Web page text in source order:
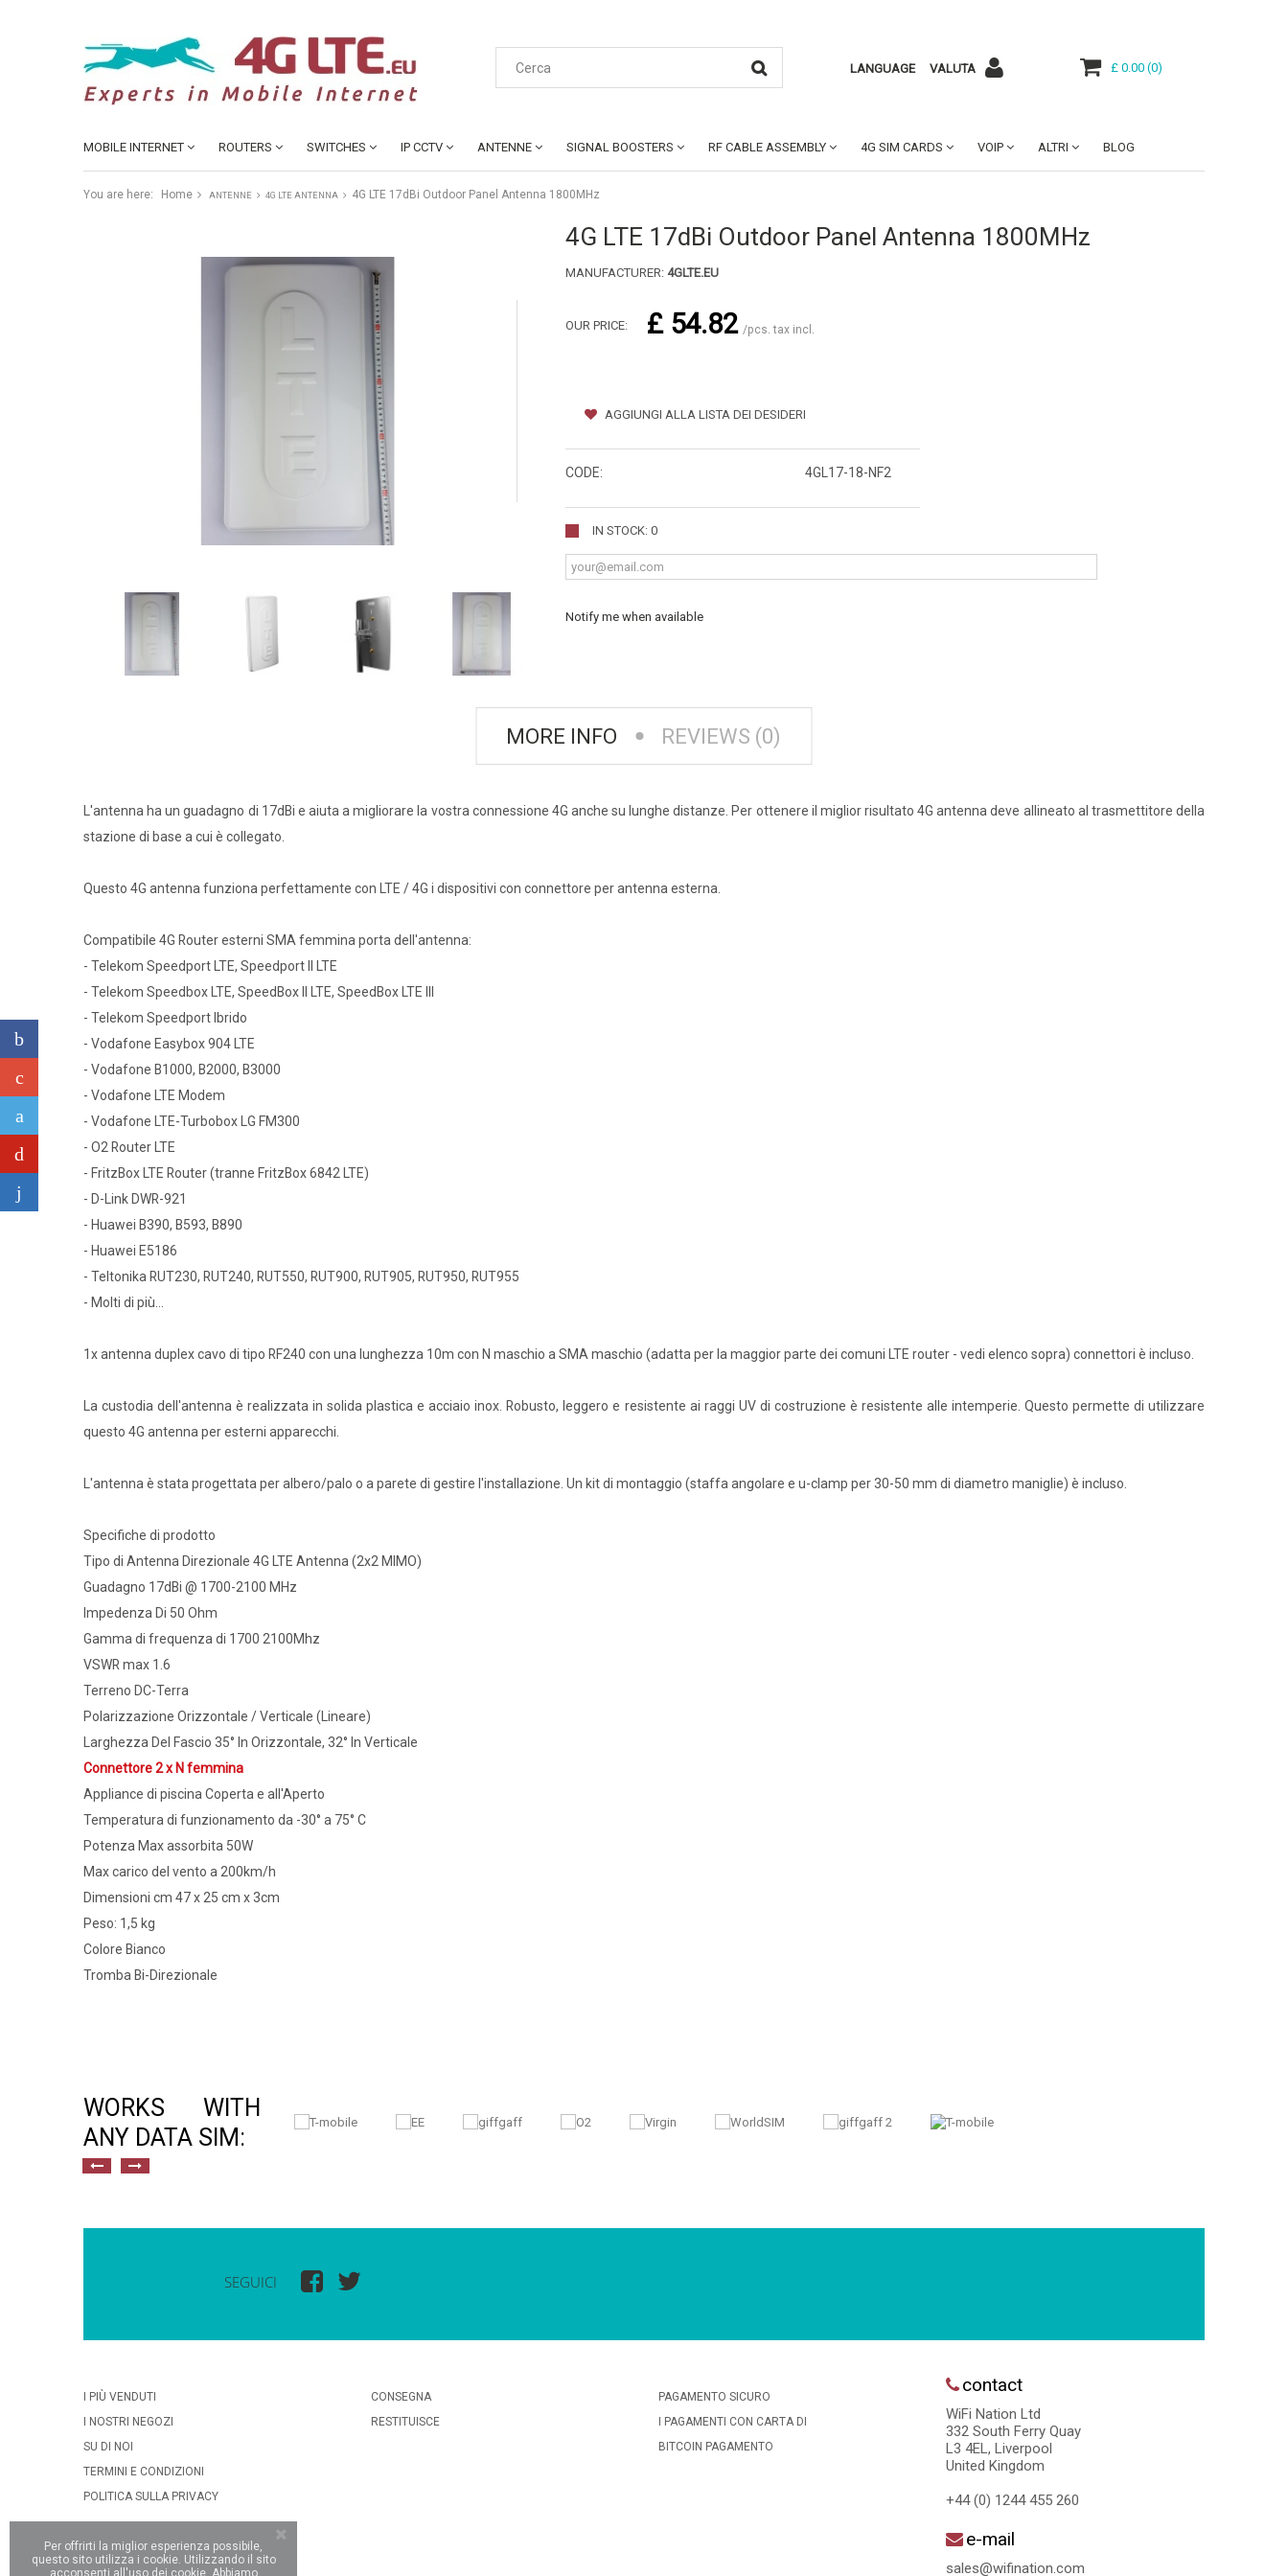
LANGUAGE VALUTA £ 0.00 (0)
MOBILE INTERNET ROUTERS SWITCHES IP CCTV ANTENNE SIGNAL BOOSTERS RF CABLE ASSEMBLY 4G SIM CARDS VOIP ALTRI BLOG
You are here: Home ANTENNE 4G LTE ANTENNA 4G LTE 17dBi Outdoor Panel Antenna 1800MHz
4G LTE 17dBi Outdoor Panel Antenna 1800MHz
MANUFACTURER: 4GLTE.EU
OUR PRICE: £ 54.82 /pcs. tax incl.
AGGIUNGI ALLA LISTA DEI DESIDERI
CODE: 4GL17-18-NF2
IN STOCK: 0
Notify me when available
MORE INFO REVIEWS (0)
L'antenna ha un guadagno di 17dBi e aiuta a migliorare la vostra connessione 4G anche su lunghe distanze. Per ottenere il miglior risultato 4G antenna deve allineato al trasmettitore della
stazione di base a cui è collegato.
Questo 4G antenna funziona perfettamente con LTE / 4G i dispositivi con connettore per antenna esterna.
Compatibile 4G Router esterni SMA femmina porta dell'antenna:
- Telekom Speedport LTE, Speedport II LTE
- Telekom Speedbox LTE, SpeedBox II LTE, SpeedBox LTE III
- Telekom Speedport Ibrido
- Vodafone Easybox 904 LTE
- Vodafone B1000, B2000, B3000
- Vodafone LTE Modem
- Vodafone LTE-Turbobox LG FM300
- O2 Router LTE
- FritzBox LTE Router (tranne FritzBox 6842 LTE)
- D-Link DWR-921
- Huawei B390, B593, B890
- Huawei E5186
- Teltonika RUT230, RUT240, RUT550, RUT900, RUT905, RUT950, RUT955
- Molti di più...
1x antenna duplex cavo di tipo RF240 con una lunghezza 10m con N maschio a SMA maschio (adatta per la maggior parte dei comuni LTE router - vedi elenco sopra) connettori è incluso.
La custodia dell'antenna è realizzata in solida plastica e acciaio inox. Robusto, leggero e resistente ai raggi UV di costruzione è resistente alle intemperie. Questo permette di utilizzare
questo 4G antenna per esterni apparecchi.
L'antenna è stata progettata per albero/palo o a parete di gestire l'installazione. Un kit di montaggio (staffa angolare e u-clamp per 30-50 mm di diametro maniglie) è incluso.
Specifiche di prodotto
Tipo di Antenna Direzionale 4G LTE Antenna (2x2 MIMO)
Guadagno 17dBi @ 1700-2100 MHz
Impedenza Di 50 Ohm
Gamma di frequenza di 1700 2100Mhz
VSWR max 1.6
Terreno DC-Terra
Polarizzazione Orizzontale / Verticale (Lineare)
Larghezza Del Fascio 35° In Orizzontale, 32° In Verticale
Connettore 2 x N femmina
Appliance di piscina Coperta e all'Aperto
Temperatura di funzionamento da -30° a 75° C
Potenza Max assorbita 50W
Max carico del vento a 200km/h
Dimensioni cm 47 x 25 cm x 3cm
Peso: 1,5 kg
Colore Bianco
Tromba Bi-Direzionale
WORKS WITH
ANY DATA SIM:
SEGUICI
I PIÙ VENDUTI
I NOSTRI NEGOZI
SU DI NOI
TERMINI E CONDIZIONI
POLITICA SULLA PRIVACY
CONSEGNA
RESTITUISCE
PAGAMENTO SICURO
I PAGAMENTI CON CARTA DI
BITCOIN PAGAMENTO
contact
WiFi Nation Ltd
332 South Ferry Quay
L3 4EL, Liverpool
United Kingdom
+44 (0) 1244 455 260
e-mail
sales@wifination.com
Per offrirti la miglior esperienza possibile,
questo sito utilizza i cookie. Utilizzando il sito
acconsenti all'uso dei cookie. Abbiamo